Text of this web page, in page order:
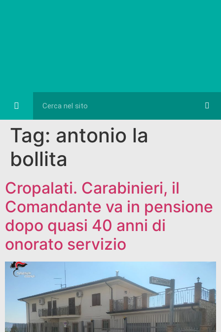
Tag: antonio la
bollita
Cropalati. Carabinieri, il
Comandante va in pensione
dopo quasi 40 anni di
onorato servizio